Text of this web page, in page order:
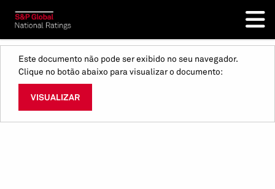
Este documento não pode ser exibido no seu navegador.
Clique no botão abaixo para visualizar o documento:
VISUALIZAR